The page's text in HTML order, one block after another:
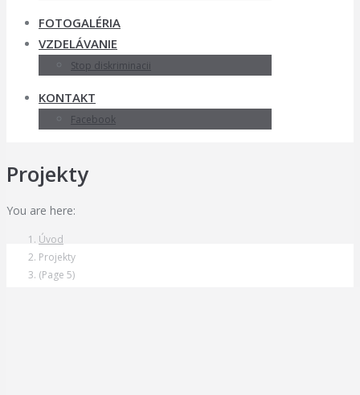
FOTOGALÉRIA
VZDELÁVANIE
Stop diskriminacii
KONTAKT
Facebook
Projekty
You are here:
Úvod
Projekty
(Page 5)